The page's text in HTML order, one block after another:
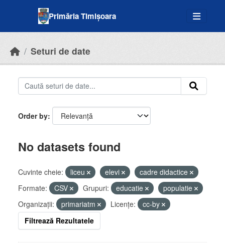
Primăria Timișoara
Seturi de date
Order by
No datasets found
Cuvinte cheie: liceu elevi
cadre didactice
Formate:
CSV Grupuri: educatie
populatie
Organizații:
primariatm Licenţe:
cc-by
Filtrează Rezultatele